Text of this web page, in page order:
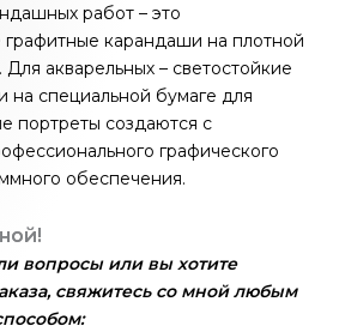
работ – это
карандаши на плотной
акварельных – светостойкие
на специальной бумаге для
портреты создаются с
графического
обеспечения.
вопросы или вы хотите
свяжитесь со мной любым